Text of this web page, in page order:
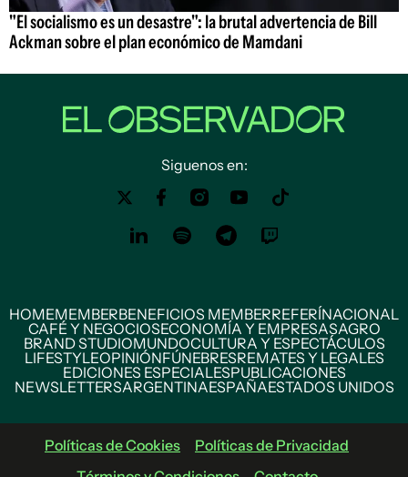
"El socialismo es un desastre": la brutal advertencia de Bill
Ackman sobre el plan económico de Mamdani
Siguenos en:
HOMEMEMBERBENEFICIOS MEMBERREFERÍNACIONAL
CAFÉ Y NEGOCIOSECONOMÍA Y EMPRESASAGRO
BRAND STUDIOMUNDOCULTURA Y ESPECTÁCULOS
LIFESTYLEOPINIÓNFÚNEBRESREMATES Y LEGALES
EDICIONES ESPECIALESPUBLICACIONES
NEWSLETTERSARGENTINAESPAÑAESTADOS UNIDOS
Políticas de Cookies
Políticas de Privacidad